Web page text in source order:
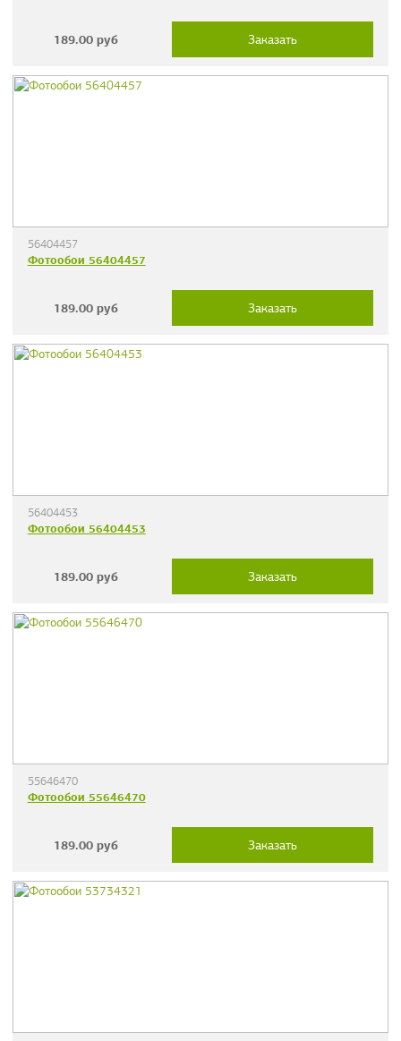
189.00 руб Заказать
56404457
Фотообои 56404457
189.00 руб Заказать
56404453
Фотообои 56404453
189.00 руб Заказать
55646470
Фотообои 55646470
189.00 руб Заказать